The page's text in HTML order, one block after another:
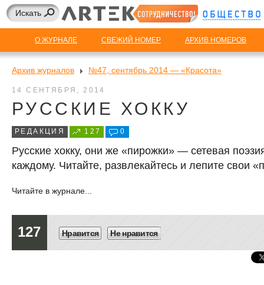
О ЖУРНАЛЕ СВЕЖИЙ НОМЕР АРХИВ НОМЕРОВ
Архив журналов №47, сентябрь 2014 — «Красота»
14 СЕНТЯБРЯ, 2014
РУССКИЕ ХОККУ
РЕДАКЦИЯ 127 0
Русские хокку, они же «пирожки» — сетевая
каждому. Читайте, развлекайтесь и лепите свои
Читайте в журнале...
127 Нравится Не нравится